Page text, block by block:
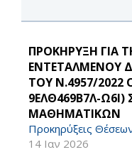
ΠΡΟΚΗΡΥΞΗ ΓΙΑ
ΕΝΤΕΤΑΛΜΕΝΟΥ
ΤΟΥ Ν.4957/2022
9ΕΛΘ469Β7Λ-
ΜΑΘΗΜΑΤΙΚΩΝ
Προκηρύξεις
14 Ιαν 2026